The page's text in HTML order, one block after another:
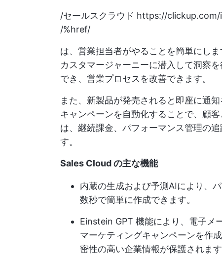
/セールスクラウド https://
/%href/
は、営業担当者がやることを簡単にし
カスタマージャーニーに潜入して洞察
でき、営業プロセスを改善できます。
また、新製品が発売されると即座に通
キャンペーンを自動化することで、顧
は、継続課金、パフォーマンス管理の
す。
Sales Cloud の主な機能
内蔵の生成および予測AIにより、
数秒で簡単に作成できます。
Einstein GPT 機能により、電子メ
マーケティングキャンペーンを作
密性の高い企業情報が保護されます